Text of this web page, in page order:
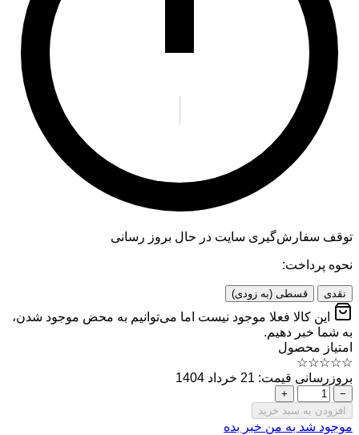
توقف سفارش‌گیری سایت در حال بروز رسانی
نحوه پرداخت:
نقدی قسطی (به زودی)
این کالا فعلا موجود نیست اما می‌توانیم به محض موجود شدن،
به شما خبر دهیم.
امتیاز محصول
☆
☆
☆
☆
☆
بروزرسانی قیمت: 21 خرداد 1404
−
+
افزودن به سبد خرید
موجود شد به من خبر بده